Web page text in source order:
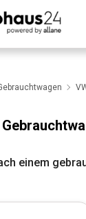
AutoRund um die
einem